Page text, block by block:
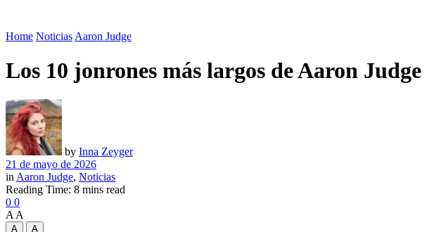
Home Noticias Aaron Judge
Los 10 jonrones más largos de Aaron Judge
by Inna Zeyger
21 de mayo de 2026
in Aaron Judge, Noticias
Reading Time: 8 mins read
0 0
A A
A
A